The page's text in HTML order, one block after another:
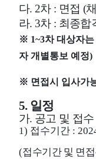
다. 2차 : 면접 (
라. 3차 : 최종합
※ 1~3차 대상자
자 개별통보 예정)
※ 면접시 입사가
5. 일정
가. 공고 및 접수
1) 접수기간 :
(접수기간 및 면